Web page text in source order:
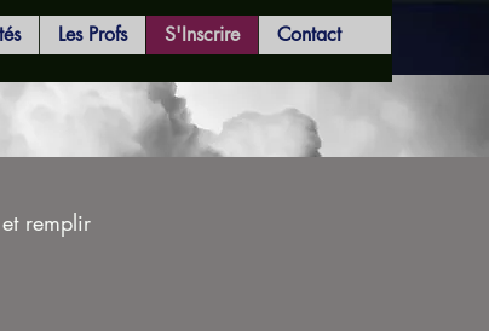
Les Profs S'Inscrire Contact
remplir